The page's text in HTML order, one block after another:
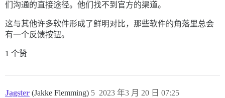
们沟通的直接途径。他们找不到官方的渠道。
这与其他许多软件形成了鲜明对比，那些软件的角落里总会
有一个反馈按钮。
1 个赞
Jagster (Jakke Flemming) 2023 年3 月 20 日 07:25
5